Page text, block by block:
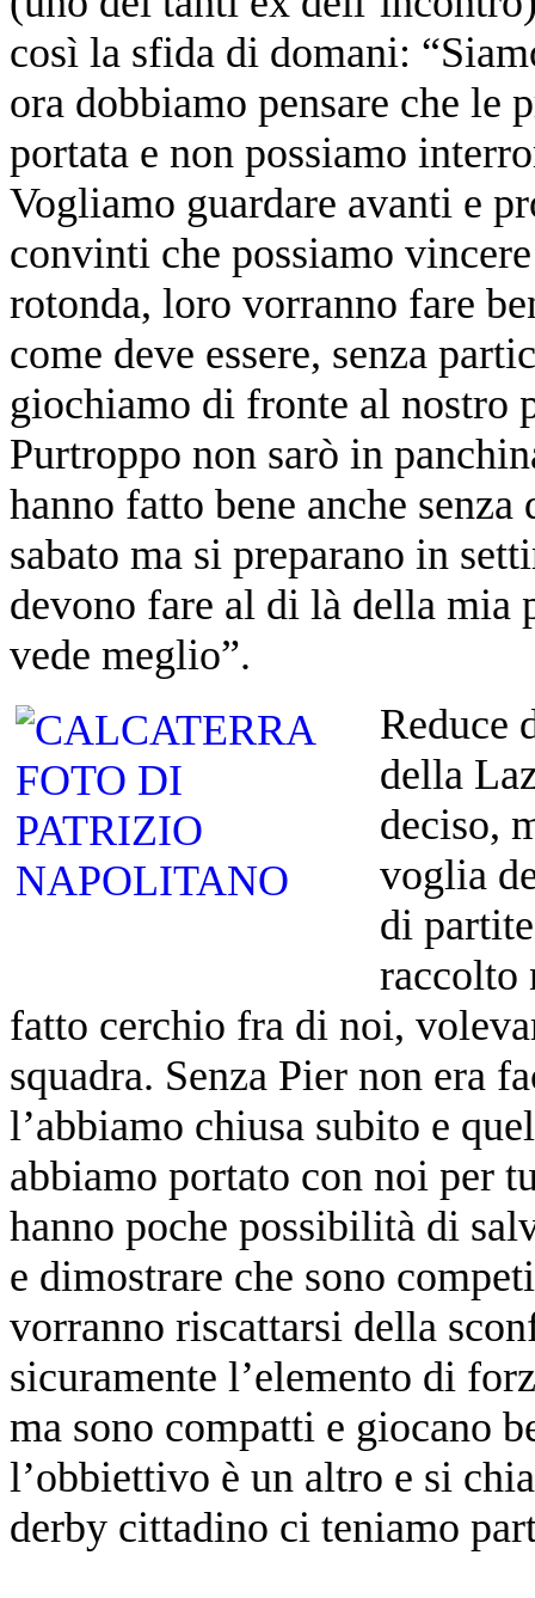
così la sfida di domani:
ora dobbiamo pensare che le
portata e non possiamo
Vogliamo guardare avanti e
convinti che possiamo
rotonda, loro vorranno fare
come deve essere, senza
giochiamo di fronte al nostro
Purtroppo non sarò in
hanno fatto bene anche
sabato ma si preparano in
devono fare al di là della mia
vede meglio”.
Reduce
della
deciso,
voglia
di
raccolto
fatto cerchio fra di noi,
squadra. Senza Pier non era
l’abbiamo chiusa subito e
abbiamo portato con noi per
hanno poche possibilità di
e dimostrare che sono
vorranno riscattarsi della
sicuramente l’elemento di
ma sono compatti e giocano
l’obbiettivo è un altro e si
derby cittadino ci teniamo